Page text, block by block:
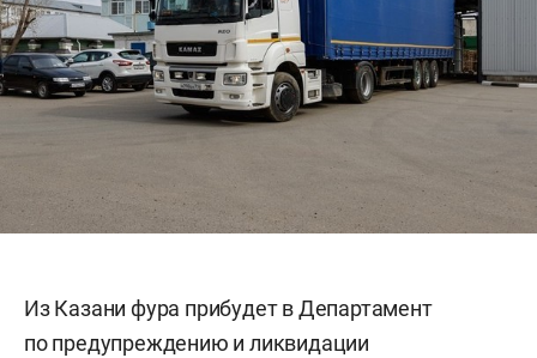
Из Казани фура прибудет в Департамент
по предупреждению и ликвидации